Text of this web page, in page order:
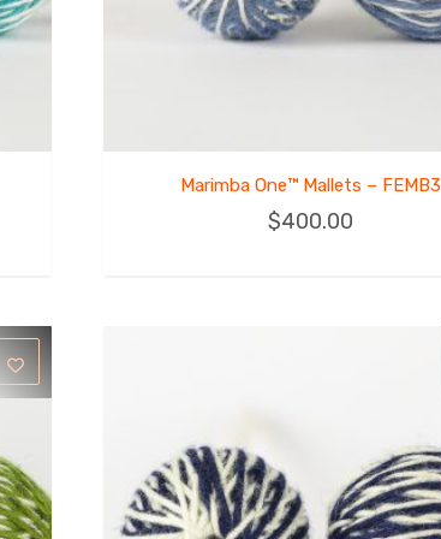
Marimba One™ Mallets – FEMB3
$400.00